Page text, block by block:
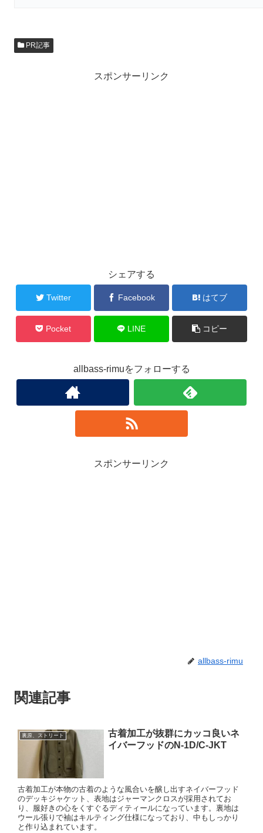
PR記事
スポンサーリンク
シェアする
Twitter Facebook はてブ
Pocket LINE コピー
allbass-rimuをフォローする
スポンサーリンク
allbass-rimu
関連記事
裏原、ストリート
古着加工が抜群にカッコ良いネ
イバーフッドのN-1D/C-JKT
古着加工が本物の古着のような風合いを醸し出すネイバーフッド
のデッキジャケット、表地はジャーマンクロスが採用されてお
り、服好きの心をくすぐるディティールになっています。裏地は
ウール張りで袖はキルティング仕様になっており、中もしっかり
と作り込まれています。